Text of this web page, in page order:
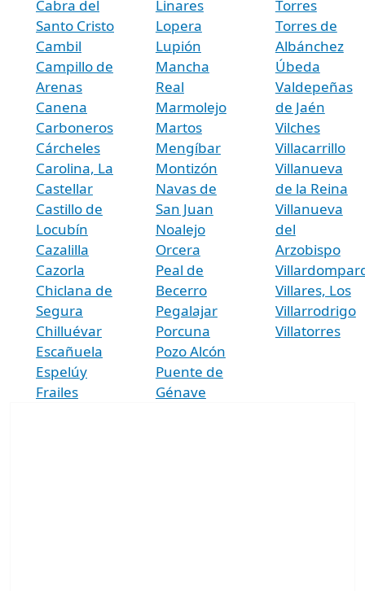
Cabra del
Santo Cristo
Cambil
Campillo de
Arenas
Canena
Carboneros
Cárcheles
Carolina, La
Castellar
Castillo de
Locubín
Cazalilla
Cazorla
Chiclana de
Segura
Chilluévar
Escañuela
Espelúy
Frailes
Linares
Lopera
Lupión
Mancha
Real
Marmolejo
Martos
Mengíbar
Montizón
Navas de
San Juan
Noalejo
Orcera
Peal de
Becerro
Pegalajar
Porcuna
Pozo Alcón
Puente de
Génave
Torres
Torres de
Albánchez
Úbeda
Valdepeñas
de Jaén
Vilches
Villacarrillo
Villanueva
de la Reina
Villanueva
del
Arzobispo
Villares, Los
Villarrodrigo
Villatorres